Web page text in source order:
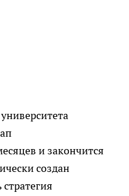
и закончится
создан